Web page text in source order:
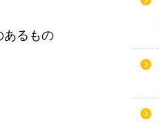
あるもの